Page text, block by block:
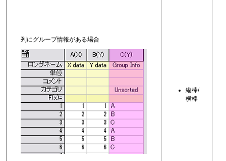
列にグループ情報がある場合
縦棒/
横棒